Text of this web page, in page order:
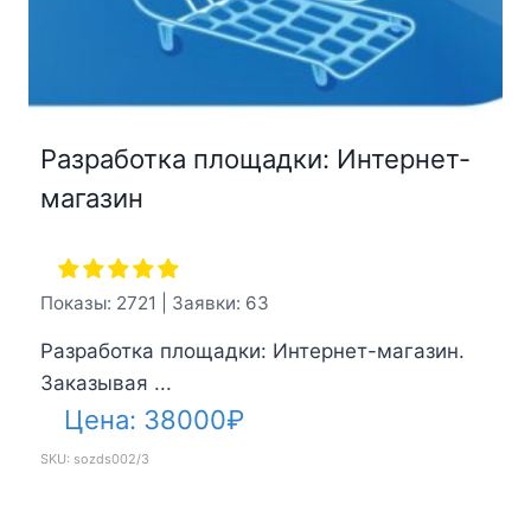
Разработка площадки: Интернет-
магазин
Показы: 2721 | Заявки: 63
Разработка площадки: Интернет-магазин.
Заказывая ...
Цена: 38000₽
SKU: sozds002/3